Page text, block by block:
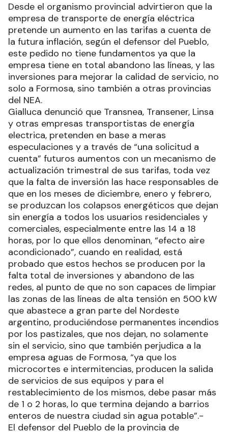
Desde el organismo provincial advirtieron que la
empresa de transporte de energía eléctrica
pretende un aumento en las tarifas a cuenta de
la futura inflación, según el defensor del Pueblo,
este pedido no tiene fundamentos ya que la
empresa tiene en total abandono las líneas, y las
inversiones para mejorar la calidad de servicio, no
solo a Formosa, sino también a otras provincias
del NEA.
Gialluca denunció que Transnea, Transener, Linsa
y otras empresas transportistas de energía
electrica, pretenden en base a meras
especulaciones y a través de “una solicitud a
cuenta” futuros aumentos con un mecanismo de
actualización trimestral de sus tarifas, toda vez
que la falta de inversión las hace responsables de
que en los meses de diciembre, enero y febrero,
se produzcan los colapsos energéticos que dejan
sin energía a todos los usuarios residenciales y
comerciales, especialmente entre las 14 a 18
horas, por lo que ellos denominan, “efecto aire
acondicionado”, cuando en realidad, está
probado que estos hechos se producen por la
falta total de inversiones y abandono de las
redes, al punto de que no son capaces de limpiar
las zonas de las líneas de alta tensión en 500 kW
que abastece a gran parte del Nordeste
argentino, produciéndose permanentes incendios
por los pastizales, que nos dejan, no solamente
sin el servicio, sino que también perjudica a la
empresa aguas de Formosa, “ya que los
microcortes e intermitencias, producen la salida
de servicios de sus equipos y para el
restablecimiento de los mismos, debe pasar más
de 1 o 2 horas, lo que termina dejando a barrios
enteros de nuestra ciudad sin agua potable”.-
El defensor del Pueblo de la provincia de